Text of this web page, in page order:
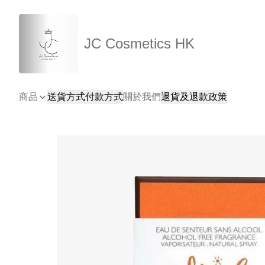
JC Cosmetics HK
商品 送貨方式付款方式關於我們退貨及退款政策